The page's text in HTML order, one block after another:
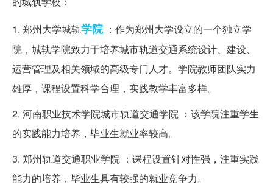
1. 郑州大学城轨学院：作为郑州大学设立的一个独立学
院，城轨学院致力于培养城市轨道交通系统设计、建设、
运营管理及相关领域的高级专门人才。学院教师团队实力
雄厚，课程设置科学合理，实践教学丰富多样。
2. 河南职业技术学院城市轨道交通学院 ：该学院注重学生
的实践能力培养，毕业生就业率较高。
3. 郑州轨道交通职业学院 ：课程设置针对性强，注重实践
能力的培养，毕业生具有较强的就业竞争力。